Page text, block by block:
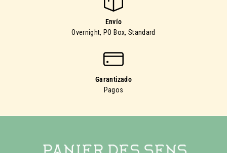
Envío
Overnight, PO Box, Standard
Garantizado
Pagos